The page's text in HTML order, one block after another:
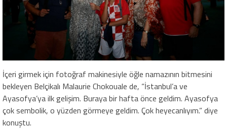
İçeri girmek için fotoğraf makinesiyle öğle namazının bitmesini
bekleyen Belçikalı Malaurie Chokouale de, “İstanbul’a ve
Ayasofya’ya ilk gelişim. Buraya bir hafta önce geldim. Ayasofya
çok sembolik, o yüzden görmeye geldim. Çok heyecanlıyım.” diye
konuştu.